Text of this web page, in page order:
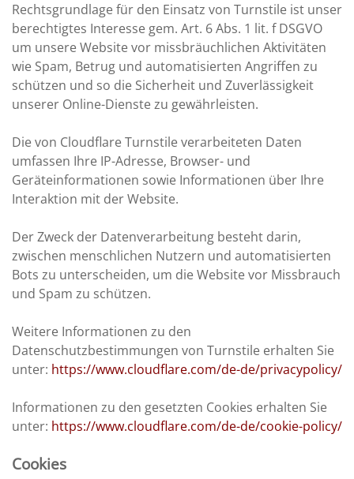
Rechtsgrundlage für den Einsatz von Turnstile ist unser
berechtigtes Interesse gem. Art. 6 Abs. 1 lit. f DSGVO
um unsere Website vor missbräuchlichen Aktivitäten
wie Spam, Betrug und automatisierten Angriffen zu
schützen und so die Sicherheit und Zuverlässigkeit
unserer Online-Dienste zu gewährleisten.
Die von Cloudflare Turnstile verarbeiteten Daten
umfassen Ihre IP-Adresse, Browser- und
Geräteinformationen sowie Informationen über Ihre
Interaktion mit der Website.
Der Zweck der Datenverarbeitung besteht darin,
zwischen menschlichen Nutzern und automatisierten
Bots zu unterscheiden, um die Website vor Missbrauch
und Spam zu schützen.
Weitere Informationen zu den
Datenschutzbestimmungen von Turnstile erhalten Sie
unter: https://www.cloudflare.com/de-de/privacypolicy/
Informationen zu den gesetzten Cookies erhalten Sie
unter: https://www.cloudflare.com/de-de/cookie-policy/
Cookies